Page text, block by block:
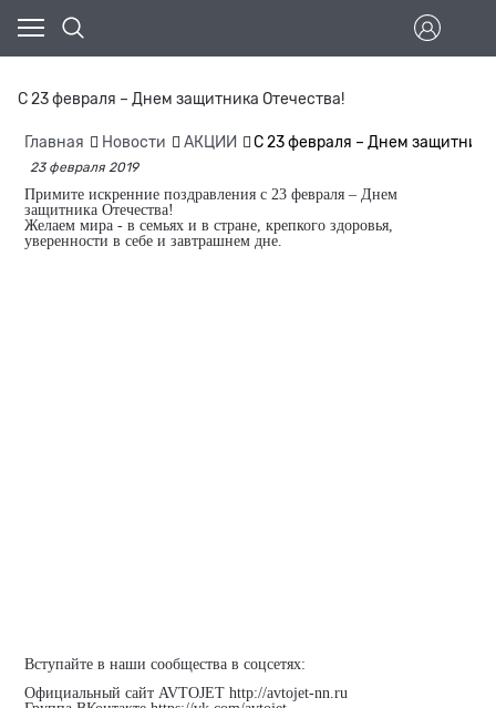
С 23 февраля – Днем защитника Отечества!
Главная Новости АКЦИИ С 23 февраля – Днем защитника
23 февраля 2019
Примите искренние поздравления с 23 февраля – Днем
защитника Отечества!
Желаем мира - в семьях и в стране, крепкого здоровья,
уверенности в себе и завтрашнем дне.
Вступайте в наши сообщества в соцсетях:
Официальный сайт AVTOJET http://avtojet-nn.ru